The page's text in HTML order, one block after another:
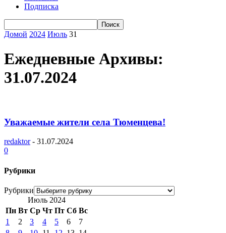
Подписка
Домой 2024 Июль 31
Ежедневные Архивы:
31.07.2024
Уважаемые жители села Тюменцева!
redaktor - 31.07.2024
0
Рубрики
Рубрики
Июль 2024
Пн Вт Ср Чт Пт Сб Вс
1
2 3 4 5 6
7